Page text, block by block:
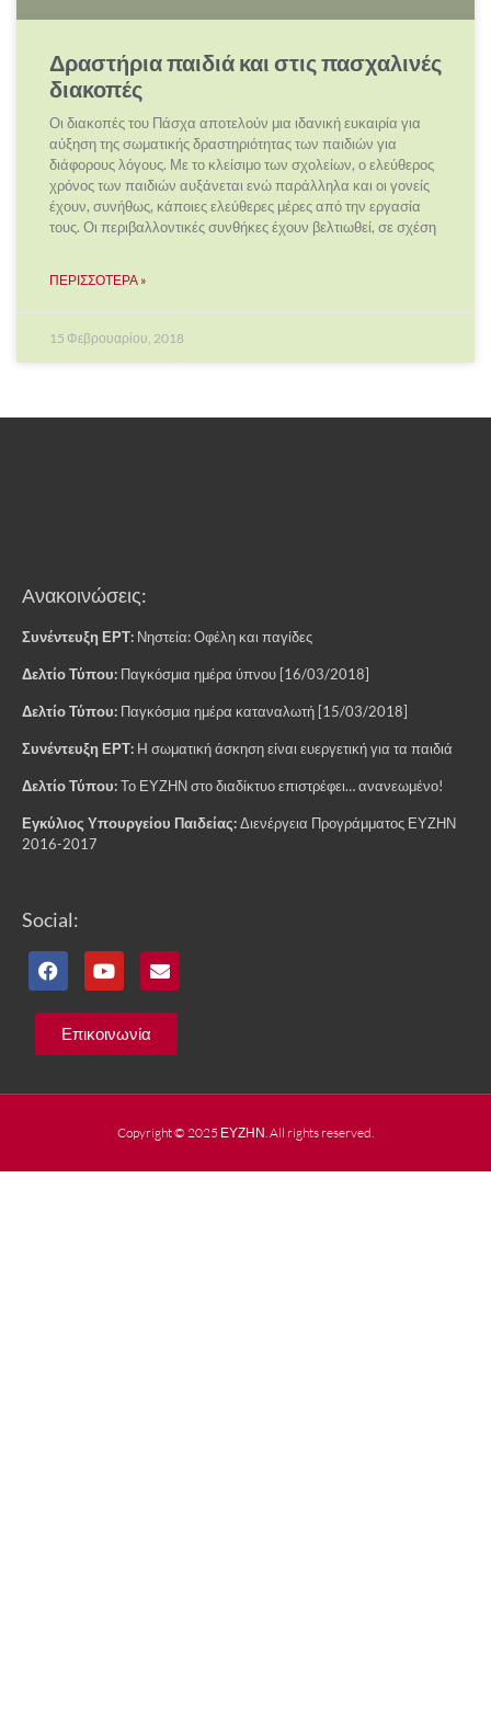
Δραστήρια παιδιά και στις πασχαλινές
διακοπές
Οι διακοπές του Πάσχα αποτελούν μια ιδανική ευκαιρία για
αύξηση της σωματικής δραστηριότητας των παιδιών για
διάφορους λόγους. Με το κλείσιμο των σχολείων, ο ελεύθερος
χρόνος των παιδιών αυξάνεται ενώ παράλληλα και οι γονείς
έχουν, συνήθως, κάποιες ελεύθερες μέρες από την εργασία
τους. Οι περιβαλλοντικές συνθήκες έχουν βελτιωθεί, σε σχέση
ΠΕΡΙΣΣΌΤΕΡΑ »
15 Φεβρουαρίου, 2018
Ανακοινώσεις:
Συνέντευξη ΕΡΤ: Νηστεία: Οφέλη και παγίδες
Δελτίο Τύπου: Παγκόσμια ημέρα ύπνου [16/03/2018]
Δελτίο Τύπου: Παγκόσμια ημέρα καταναλωτή [15/03/2018]
Συνέντευξη ΕΡΤ: H σωματική άσκηση είναι ευεργετική για τα παιδιά
Δελτίο Τύπου:Το ΕΥΖΗΝ στο διαδίκτυο επιστρέφει… ανανεωμένο!
Εγκύλιος Υπουργείου Παιδείας:Διενέργεια Προγράμματος ΕΥΖΗΝ
2016-2017
Social:
Επικοινωνία
Copyright © 2025 ΕΥΖΗΝ. All rights reserved.